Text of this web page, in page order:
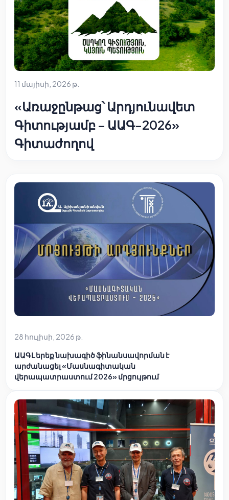
11 մայիսի, 2026 թ.
«Առաջընթաց՝ Արդյունավետ
Գիտությամբ – ԱԱԳ-2026»
Գիտաժողով
28 հուլիսի, 2026 թ.
ԱԱԳԼ երեք նախագիծ ֆինանսավորման է
արժանացել «Մասնագիտական
վերապատրաստում 2026» մրցույթում